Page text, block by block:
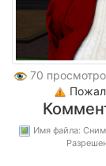
70
Имя файла: